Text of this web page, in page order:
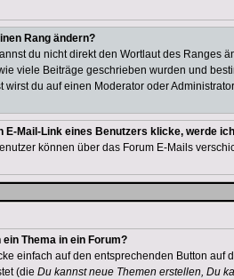
Rang ändern?
du nicht direkt den Wortlaut des Ranges
viele Beiträge geschrieben wurden und
wirst du auf einen Moderator oder
E-Mail-Link eines Benutzers klicke, werde
können über das Forum E-Mails
Thema in ein Forum?
einfach auf den entsprechenden Button auf
(die Du kannst neue Themen erstellen, Du